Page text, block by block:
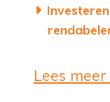
Lees